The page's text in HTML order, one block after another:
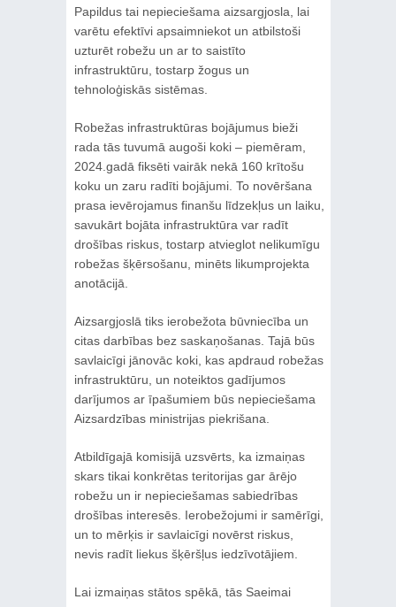
Papildus tai nepieciešama aizsargjosla, lai
varētu efektīvi apsaimniekot un atbilstoši
uzturēt robežu un ar to saistīto
infrastruktūru, tostarp žogus un
tehnoloģiskās sistēmas.
Robežas infrastruktūras bojājumus bieži
rada tās tuvumā augoši koki – piemēram,
2024.gadā fiksēti vairāk nekā 160 krītošu
koku un zaru radīti bojājumi. To novēršana
prasa ievērojamus finanšu līdzekļus un laiku,
savukārt bojāta infrastruktūra var radīt
drošības riskus, tostarp atvieglot nelikumīgu
robežas šķērsošanu, minēts likumprojekta
anotācijā.
Aizsargjoslā tiks ierobežota būvniecība un
citas darbības bez saskaņošanas. Tajā būs
savlaicīgi jānovāc koki, kas apdraud robežas
infrastruktūru, un noteiktos gadījumos
darījumos ar īpašumiem būs nepieciešama
Aizsardzības ministrijas piekrišana.
Atbildīgajā komisijā uzsvērts, ka izmaiņas
skars tikai konkrētas teritorijas gar ārējo
robežu un ir nepieciešamas sabiedrības
drošības interesēs. Ierobežojumi ir samērīgi,
un to mērķis ir savlaicīgi novērst riskus,
nevis radīt liekus šķēršļus iedzīvotājiem.
Lai izmaiņas stātos spēkā, tās Saeimai